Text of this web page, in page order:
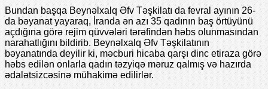
Bundan başqa Beynəlxalq Əfv Təşkilatı da fevral ayının 26-
da bəyanat yayaraq, İranda ən azı 35 qadının baş örtüyünü
açdığına görə rejim qüvvələri tərəfindən həbs olunmasından
narahatlığını bildirib. Beynəlxalq Əfv Təşkilatının
bəyanatında deyilir ki, məcburi hicaba qarşı dinc etiraza görə
həbs edilən onlarla qadın təzyiqə məruz qalmış və hazırda
ədalətsizcəsinə mühakimə edilirlər.